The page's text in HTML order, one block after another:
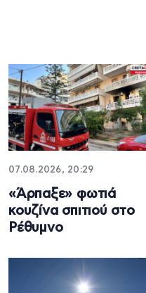
07.08.2026, 20:29
«Άρπαξε» φωτιά
κουζίνα σπιτιού στο
Ρέθυμνο